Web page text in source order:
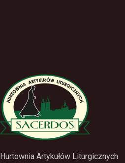
Hurtownia Artykułów Liturgicznych